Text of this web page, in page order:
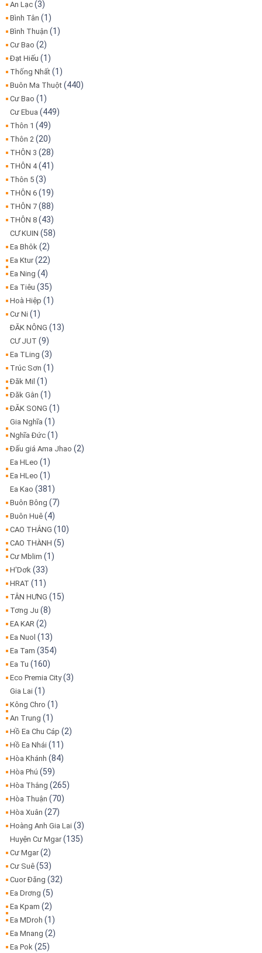
An Lạc (3)
Bình Tân (1)
Bình Thuận (1)
Cư Bao (2)
Đạt Hiếu (1)
Thống Nhất (1)
Buôn Ma Thuột (440)
Cư Bao (1)
Cư Ebua (449)
Thôn 1 (49)
Thôn 2 (20)
THÔN 3 (28)
THÔN 4(41)
Thôn 5 (3)
THÔN 6 (19)
THÔN 7 (88)
THÔN 8 (43)
CƯ KUIN (58)
Ea Bhôk (2)
Ea Ktur(22)
Ea Ning (4)
Ea Tiêu (35)
Hoà Hiệp (1)
Cư Ni (1)
ĐĂK NÔNG (13)
CƯ JUT (9)
Ea TLing (3)
Trúc Sơn (1)
Đăk Mil (1)
Đăk Gằn (1)
ĐĂK SONG (1)
Gia Nghĩa (1)
Nghĩa Đức (1)
Đấu giá Ama Jhao (2)
Ea HLeo (1)
Ea HLeo (1)
Ea Kao (381)
Buôn Bông (7)
Buôn Huê (4)
CAO THẮNG (10)
CAO THÀNH (5)
Cư Mblim (1)
H'Dơk (33)
HRAT (11)
TÂN HƯNG (15)
Tơng Ju (8)
EA KAR (2)
Ea Nuol (13)
Ea Tam (354)
Ea Tu (160)
Eco Premia City(3)
Gia Lai (1)
Kông Chro (1)
An Trung (1)
Hồ Ea Chu Cáp (2)
Hồ Ea Nhái (11)
Hòa Khánh (84)
Hòa Phú (59)
Hòa Thắng (265)
Hòa Thuận (70)
Hòa Xuân (27)
Hoàng Anh Gia Lai (3)
Huyện Cư Mgar(135)
Cư Mgar(2)
Cư Suê (53)
Cuor Đăng (32)
Ea Drơng (5)
Ea Kpam (2)
Ea MDroh (1)
Ea Mnang (2)
Ea Pok (25)